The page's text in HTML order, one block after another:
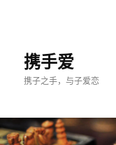
携手爱
携子之手，与子爱恋